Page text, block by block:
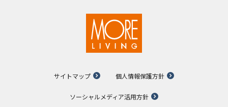
サイトマップ 個人情報保護方針
ソーシャルメディア活用方針